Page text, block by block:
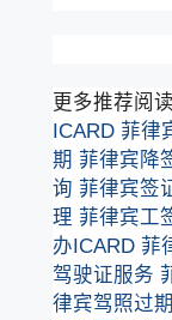
更多推荐阅
ICARD 菲律
期 菲律宾降
询 菲律宾签
理 菲律宾工
办ICARD 菲
驾驶证服务
律宾驾照过期